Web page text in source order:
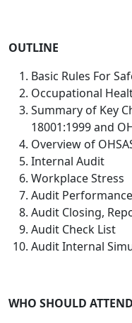
OUTLINE
Basic Rules For
Occupational
Summary of Key
18001:1999 and
Overview of
Internal Audit
Workplace Stress
Audit Performance
Audit Closing,
Audit Check List
Audit Internal
WHO SHOULD